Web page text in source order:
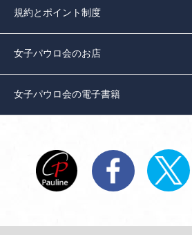
規約とポイント制度
女子パウロ会のお店
女子パウロ会の電子書籍